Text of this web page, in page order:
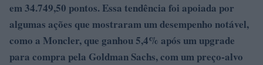
em34.749,50 pontos. Essa tendência foi apoiada por
algumas ações que mostraram um desempenho notável,
como a Moncler, que ganhou5,4% após um upgrade
para compra pela Goldman Sachs, com um preço-alvo